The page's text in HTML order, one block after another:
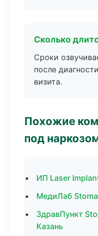
Сколько
Сроки
после
визита.
Похожие
под
ИП Laser
МедиЛаб
ЗдравПункт
Казань